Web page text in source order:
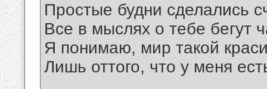
Простые будни сделались
Все в мыслях о тебе бегут
Я понимаю, мир такой
Лишь оттого, что у меня